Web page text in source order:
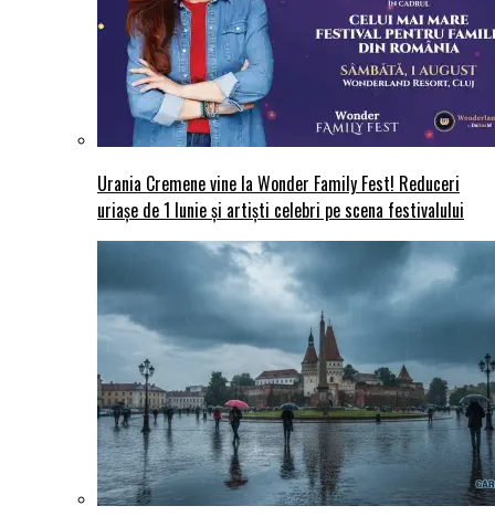
Urania Cremene vine la Wonder Family Fest! Reduceri
uriașe de 1 Iunie și artiști celebri pe scena festivalului